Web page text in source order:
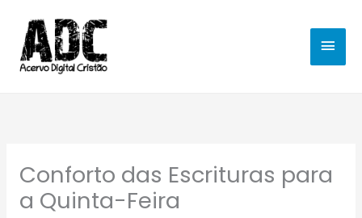
para
conteúdo
Conforto das Escrituras para
a Quinta-Feira